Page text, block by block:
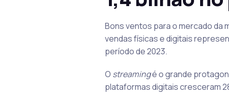
Bons ventos para o mercado da
vendas físicas e digitais
período de 2023.
O streamingé o grande
plataformas digitais cresceram